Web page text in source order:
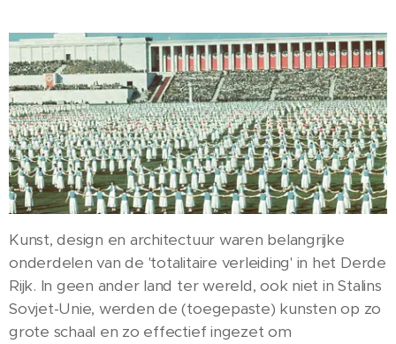
Kunst, design en architectuur waren belangrijke
onderdelen van de 'totalitaire verleiding' in het Derde
Rijk. In geen ander land ter wereld, ook niet in Stalins
Sovjet-Unie, werden de (toegepaste) kunsten op zo
grote schaal en zo effectief ingezet om